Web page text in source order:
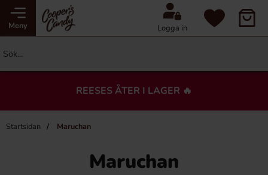
Meny Logga in
REESES ÅTER I LAGER 🔥
Startsidan Maruchan
Maruchan